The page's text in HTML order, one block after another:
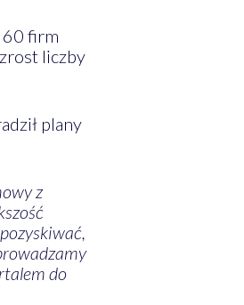
60 firm
liczby
plany
z
do